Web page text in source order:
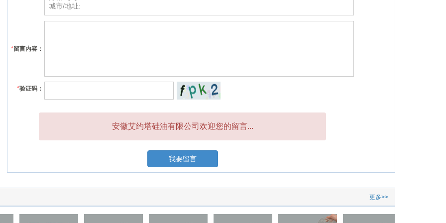
*留言内容：
*验证码：
安徽艾约塔硅油有限公司欢迎您的留言...
我要留言
更多>>